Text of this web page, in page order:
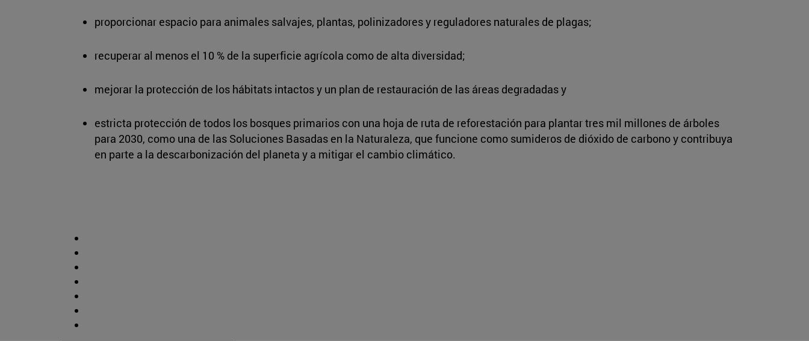
proporcionar espacio para animales salvajes, plantas, polinizadores y reguladores naturales de plagas;
recuperar al menos el 10 % de la superficie agrícola como de alta diversidad;
mejorar la protección de los hábitats intactos y un plan de restauración de las áreas degradadas y
estricta protección de todos los bosques primarios con una hoja de ruta de reforestación para plantar tres mil millones de árboles
para 2030, como una de las Soluciones Basadas en la Naturaleza, que funcione como sumideros de dióxido de carbono y contribuya
en parte a la descarbonización del planeta y a mitigar el cambio climático.